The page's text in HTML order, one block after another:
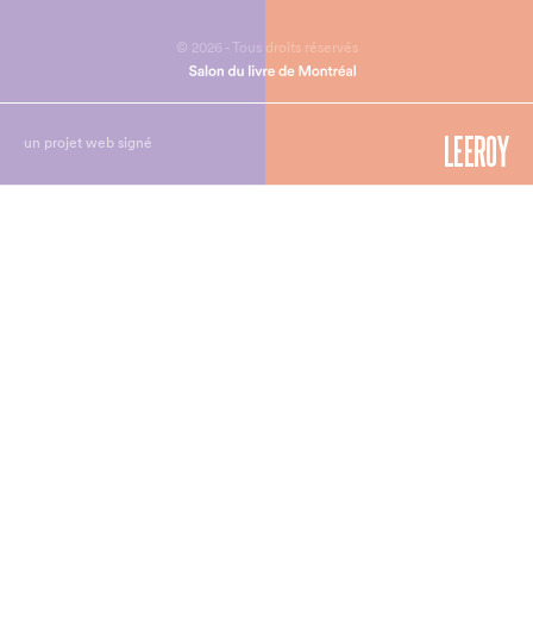
© 2026 - Tous droits réservés
un projet web signé